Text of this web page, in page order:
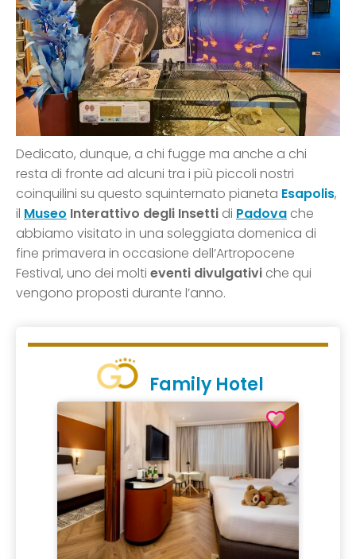
Dedicato, dunque, a chi fugge ma anche a chi
resta di fronte ad alcuni tra i più piccoli nostri
coinquilini su questo squinternato pianeta Esapolis,
il Museo Interattivo degli Insetti di Padova che
abbiamo visitato in una soleggiata domenica di
fine primavera in occasione dell’Artropocene
Festival, uno dei molti eventi divulgativi che qui
vengono proposti durante l’anno.
Family Hotel